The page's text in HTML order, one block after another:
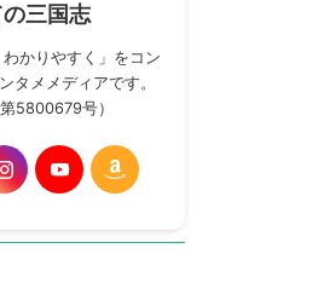
三国志
わかりやすく」をコン
タメメディアです。
5800679号）